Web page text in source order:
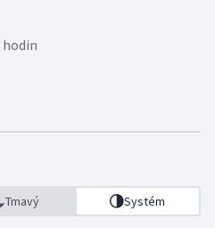
hodin
Tmavý Systém